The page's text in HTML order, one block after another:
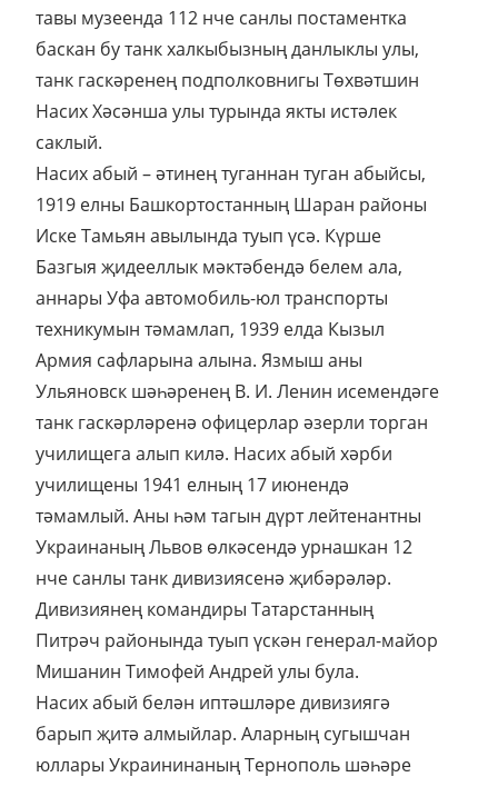
тавы музеенда 112 нче санлы постаментка
баскан бу танк халкыбызның данлыклы улы,
танк гаскәренең подполковнигы Төхвәтшин
Насих Хәсәнша улы турында якты истәлек
саклый.
Насих абый – әтинең туганнан туган абыйсы,
1919 елны Башкортостанның Шаран районы
Иске Тамьян авылында туып үсә. Күрше
Базгыя җидееллык мәктәбендә белем ала,
аннары Уфа автомобиль-юл транспорты
техникумын тәмамлап, 1939 елда Кызыл
Армия сафларына алына. Язмыш аны
Ульяновск шәһәренең В. И. Ленин исемендәге
танк гаскәрләренә офицерлар әзерли торган
училищега алып килә. Насих абый хәрби
училищены 1941 елның 17 июнендә
тәмамлый. Аны һәм тагын дүрт лейтенантны
Украинаның Львов өлкәсендә урнашкан 12
нче санлы танк дивизиясенә җибәрәләр.
Дивизиянең командиры Татарстанның
Питрәч районында туып үскән генерал-майор
Мишанин Тимофей Андрей улы була.
Насих абый белән иптәшләре дивизиягә
барып җитә алмыйлар. Аларның сугышчан
юллары Украининаның Тернополь шәһәре